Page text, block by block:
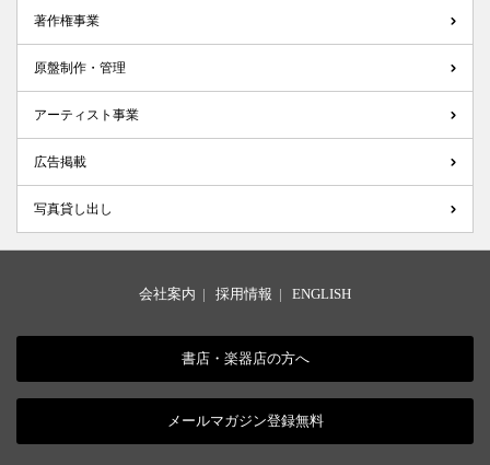
著作権事業
原盤制作・管理
アーティスト事業
広告掲載
写真貸し出し
会社案内 | 採用情報 | ENGLISH
書店・楽器店の方へ
メールマガジン登録無料